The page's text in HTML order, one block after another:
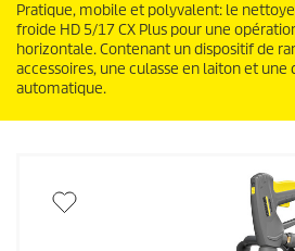
Pratique, mobile et polyvalent: le
froide HD 5/17 CX Plus pour une
horizontale. Contenant un dispositif de
accessoires, une culasse en laiton et une
automatique.